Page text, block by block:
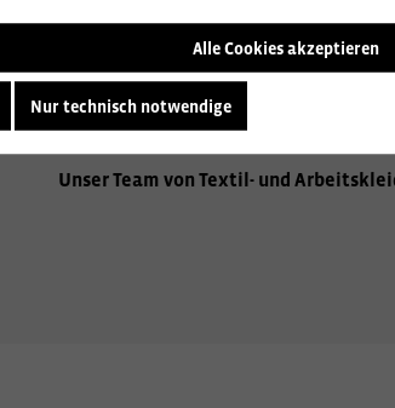
Wir beraten Sie gerne zu den
Aufbringen Ihres Firmenlogos,
Sie gerne über alle Optionen, um Ihre
Unser Team von Textil- und
Alle Cookies akzeptieren
Nur technisch notwendige